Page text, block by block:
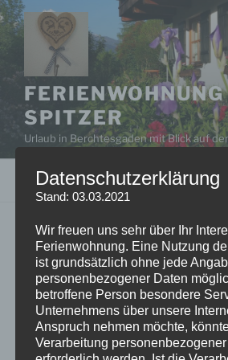
Zum
Inhalt
springen
SPITZER
Urlaub in Berchtesgaden mit Blick auf
Menü
OLYMPUS DIGITAL
Datenschutzerklärung
Stand: 03.03.2021
Wir freuen uns sehr über Ihr
Ferienwohnung. Eine Nutzung
ist grundsätzlich ohne jede
personenbezogener Daten
betroffene Person besondere
Unternehmens über unsere
Anspruch nehmen möchte,
Verarbeitung